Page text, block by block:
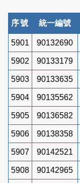
序號 統一編號
5901 90132690
5902 90133179
5903 90133635
5904 90135562
5905 90136582
5906 90138358
5907 90142521
5908 90142965